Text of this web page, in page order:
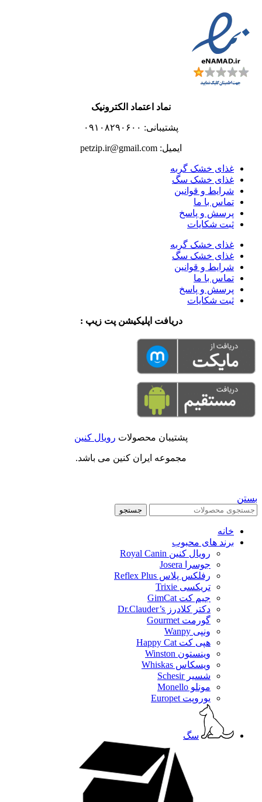
نماد اعتماد الکترونیک
پشتیبانی: ۰۹۱۰۸۲۹۰۶۰۰
ایمیل: petzip.ir@gmail.com
غذای خشک گربه
غذای خشک سگ
شرایط و قوانین
تماس با ما
پرسش و پاسخ
ثبت شکایات
غذای خشک گربه
غذای خشک سگ
شرایط و قوانین
تماس با ما
پرسش و پاسخ
ثبت شکایات
دریافت اپلیکیشن پت زیپ :
پشتیبان محصولات رویال کنین
مجموعه ایران کنین می باشد.
بستن
جستجو
خانه
برند های محبوب
رویال کنین Royal Canin
جوسرا Josera
رفلکس پلاس Reflex Plus
تریکسی Trixie
جیم کت GimCat
دکتر کلادرز Dr.Clauder’s
گورمت Gourmet
ونپی Wanpy
هپی کت Happy Cat
وینستون Winston
ویسکاس Whiskas
شسیر Schesir
مونلو Monello
یوروپت Europet
سگ